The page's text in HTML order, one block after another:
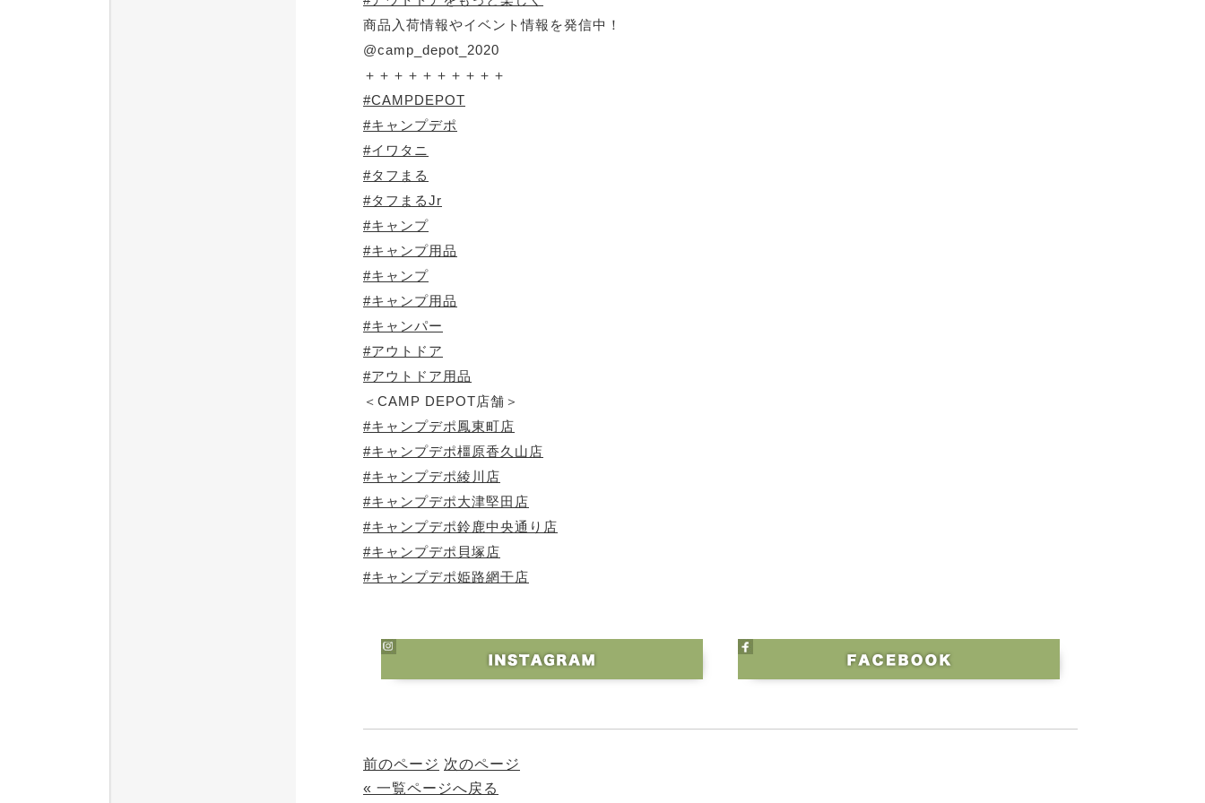
商品入荷情報やイベント情報を発信中！
@camp_depot_2020
＋＋＋＋＋＋＋＋＋＋
#CAMPDEPOT
#キャンプデポ
#イワタニ
#タフまる
#タフまるJr
#キャンプ
#キャンプ用品
#キャンプ
#キャンプ用品
#キャンパー
#アウトドア
#アウトドア用品
＜CAMP DEPOT店舗＞
#キャンプデポ鳳東町店
#キャンプデポ橿原香久山店
#キャンプデポ綾川店
#キャンプデポ大津堅田店
#キャンプデポ鈴鹿中央通り店
#キャンプデポ貝塚店
#キャンプデポ姫路網干店
前のページ 次のページ
« 一覧ページへ戻る